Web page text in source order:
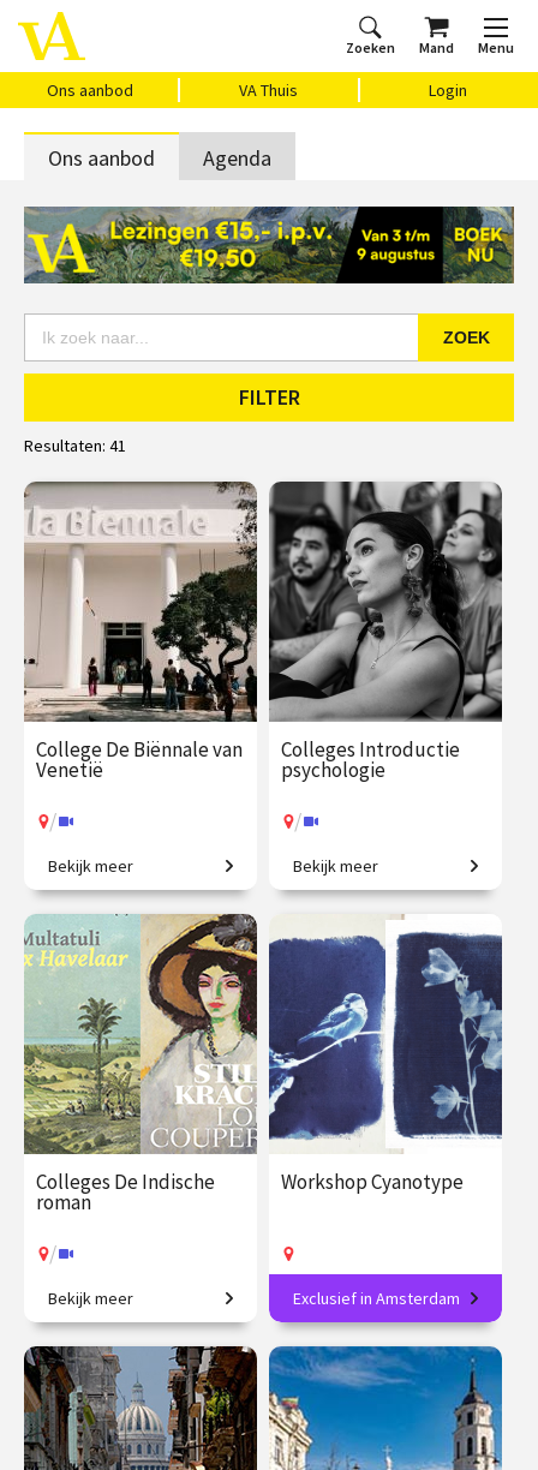
Zoeken Mand Menu
Ons aanbod VA Thuis Login
Home
Ons aanbod
Agenda
VAthuis
Over ons
Vragen?
Cadeaubon
Ons aanbod Agenda
ZOEK
FILTER
Resultaten: 41
College De Biënnale van
Venetië
/
Een geweldig aanbod aan
hedendaagse kunst.
€ 35.00
vanaf 17
aug.
/ Op locatie of online
Bekijk meer
Colleges Introductie
psychologie
/
Van gedrag tot geheugen,
van stoornissen tot therapie.
vanaf 22
sep.
/ Op locatie of online
Bekijk meer
Colleges De Indische
roman
/
Koloniale erfenis in de
moderne Nederlandse
literatuur.
€ 195.00
vanaf 25
jan.
/ Op locatie of online
Bekijk meer
Workshop Cyanotype
Maak jouw eigen
blauwdrukprints
vanaf 15
Op locatie
Exclusief in Amsterdam